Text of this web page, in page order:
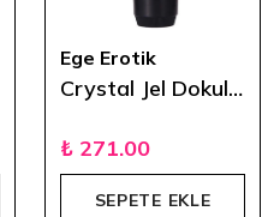
Ege Erotik
Crystal Jel Dokulu Vibratör 17 cm - Mor
₺ 271.00
SEPETE EKLE